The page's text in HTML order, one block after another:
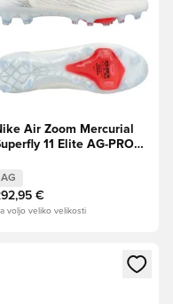
Air Zoom Mercurial
11 Elite AG-PRO
AG
€
voljo veliko velikosti
član Modal za prijavo ali